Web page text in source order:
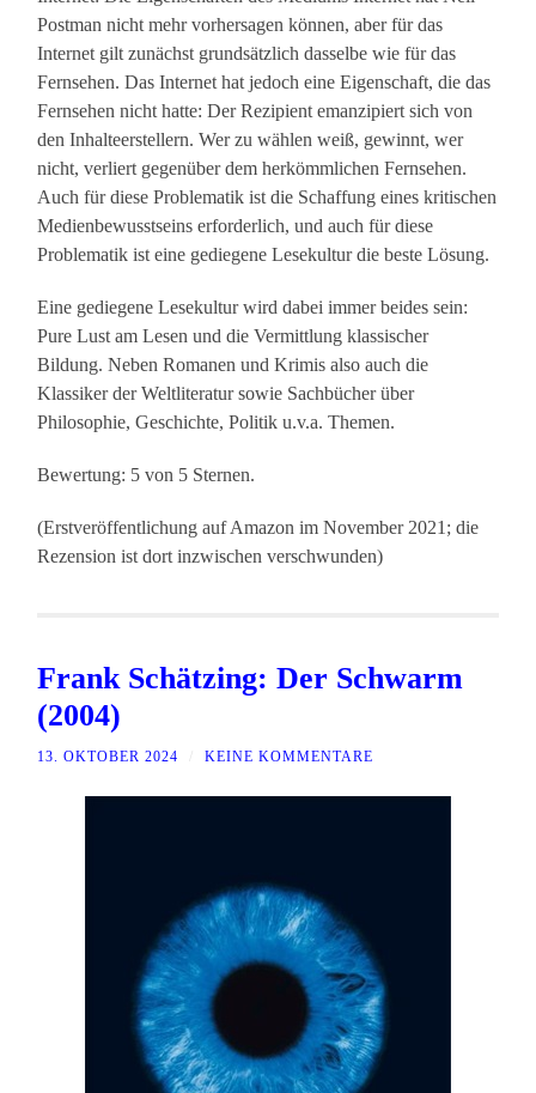
Postman nicht mehr vorhersagen können, aber für das
Internet gilt zunächst grundsätzlich dasselbe wie für das
Fernsehen. Das Internet hat jedoch eine Eigenschaft, die das
Fernsehen nicht hatte: Der Rezipient emanzipiert sich von
den Inhalteerstellern. Wer zu wählen weiß, gewinnt, wer
nicht, verliert gegenüber dem herkömmlichen Fernsehen.
Auch für diese Problematik ist die Schaffung eines kritischen
Medienbewusstseins erforderlich, und auch für diese
Problematik ist eine gediegene Lesekultur die beste Lösung.
Eine gediegene Lesekultur wird dabei immer beides sein:
Pure Lust am Lesen und die Vermittlung klassischer
Bildung. Neben Romanen und Krimis also auch die
Klassiker der Weltliteratur sowie Sachbücher über
Philosophie, Geschichte, Politik u.v.a. Themen.
Bewertung: 5 von 5 Sternen.
(Erstveröffentlichung auf Amazon im November 2021; die
Rezension ist dort inzwischen verschwunden)
Frank Schätzing: Der Schwarm
(2004)
13. OKTOBER 2024 KEINE KOMMENTARE